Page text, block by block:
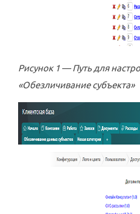
Рисунок 1 — Путь для
«Обезличивание субъекта»